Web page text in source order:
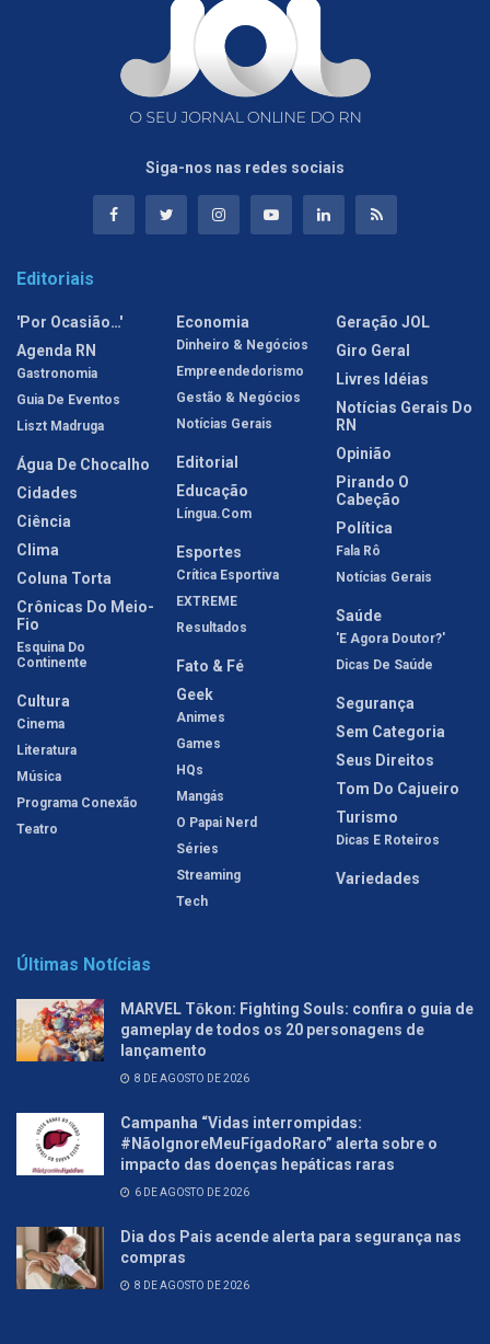
Siga-nos nas redes sociais
Editoriais
'Por Ocasião…'
Agenda RN
Gastronomia
Guia De Eventos
Liszt Madruga
Água De Chocalho
Cidades
Ciência
Clima
Coluna Torta
Crônicas Do Meio-
Fio
Esquina Do
Continente
Cultura
Cinema
Literatura
Música
Programa Conexão
Teatro
Economia
Dinheiro & Negócios
Empreendedorismo
Gestão & Negócios
Notícias Gerais
Editorial
Educação
Língua.com
Esportes
Crítica Esportiva
EXTREME
Resultados
Fato & Fé
Geek
Animes
Games
HQs
Mangás
O Papai Nerd
Séries
Streaming
Tech
Geração JOL
Giro Geral
Livres Idéias
Notícias Gerais Do
RN
Opinião
Pirando O
Cabeção
Política
Fala Rô
Notícias Gerais
Saúde
'E Agora Doutor?'
Dicas De Saúde
Segurança
Sem Categoria
Seus Direitos
Tom Do Cajueiro
Turismo
Dicas E Roteiros
Variedades
Últimas Notícias
MARVEL Tōkon: Fighting Souls: confira o guia de
gameplay de todos os 20 personagens de
lançamento
8 DE AGOSTO DE 2026
Campanha “Vidas interrompidas:
#NãoIgnoreMeuFígadoRaro” alerta sobre o
impacto das doenças hepáticas raras
6 DE AGOSTO DE 2026
Dia dos Pais acende alerta para segurança nas
compras
8 DE AGOSTO DE 2026